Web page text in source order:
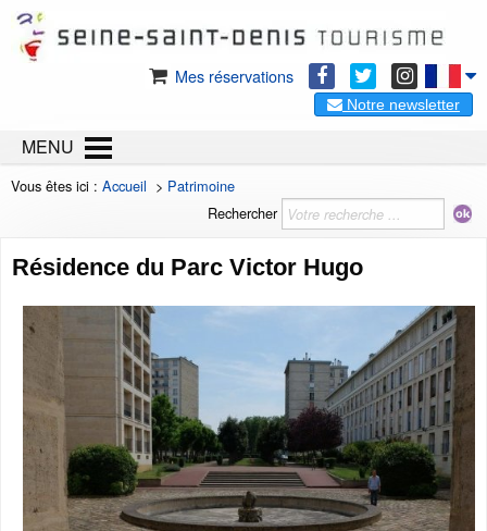
Mes réservations
Notre newsletter
MENU
Vous êtes ici : Accueil > Patrimoine
Rechercher
Résidence du Parc Victor Hugo